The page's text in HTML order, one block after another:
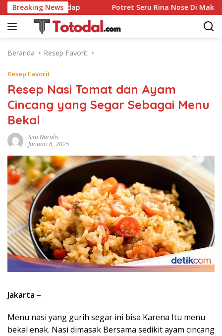
Langsung
ke
konten
Breaking News
Sedap Potret Seru Rina Nose Di Makan
Beranda Resep Favorit
Resep Favorit
Resep Nasi Tomat dan Ayam
Cincang yang Segar Sebagai Menu
Bekal
Situ Nurulis
Januari 6, 2025
Jakarta –
Menu nasi yang gurih segar ini bisa Karena Itu menu
bekal enak. Nasi dimasak Bersama sedikit ayam cincang